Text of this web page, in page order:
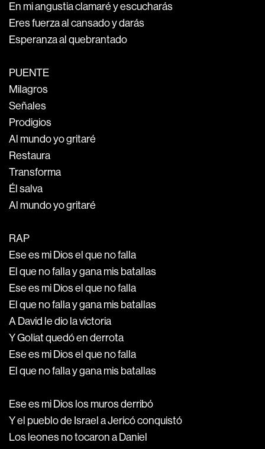
En mi angustia clamaré y escucharás
Eres fuerza al cansado y darás
Esperanza al quebrantado
PUENTE
Milagros
Señales
Prodigios
Al mundo yo gritaré
Restaura
Transforma
Él salva
Al mundo yo gritaré
RAP
Ese es mi Dios el que no falla
El que no falla y gana mis batallas
Ese es mi Dios el que no falla
El que no falla y gana mis batallas
A David le dio la victoria
Y Goliat quedó en derrota
Ese es mi Dios el que no falla
El que no falla y gana mis batallas
Ese es mi Dios los muros derribó
Y el pueblo de Israel a Jericó conquistó
Los leones no tocaron a Daniel